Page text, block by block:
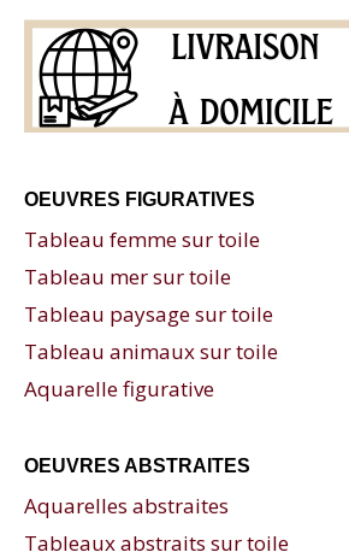
OEUVRES FIGURATIVES
Tableau femme sur toile
Tableau mer sur toile
Tableau paysage sur toile
Tableau animaux sur toile
Aquarelle figurative
OEUVRES ABSTRAITES
Aquarelles abstraites
Tableaux abstraits sur toile